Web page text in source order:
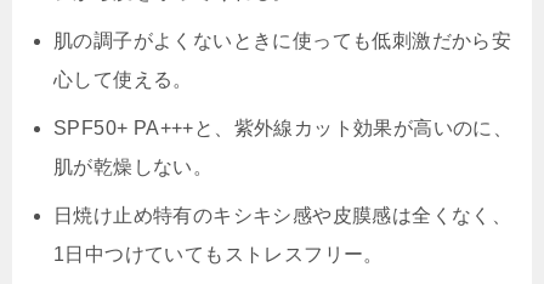
肌の調子がよくないときに使っても低刺激だから安
心して使える。
SPF50+ PA+++と、紫外線カット効果が高いのに、
肌が乾燥しない。
日焼け止め特有のキシキシ感や皮膜感は全くなく、
1日中つけていてもストレスフリー。